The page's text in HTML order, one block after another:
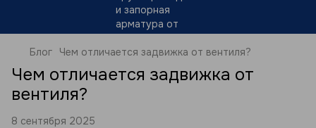
Блог Чем отличается задвижка от вентиля?
Чем отличается задвижка от
вентиля?
8 сентября 2025